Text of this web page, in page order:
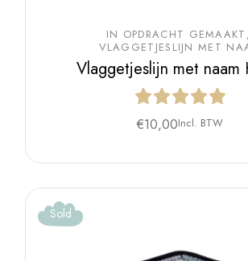
IN OPDRACHT GEMAAKT
VLAGGETJESLIJN MET
Vlaggetjeslijn met naam
€10,00Incl. BTW
Sold